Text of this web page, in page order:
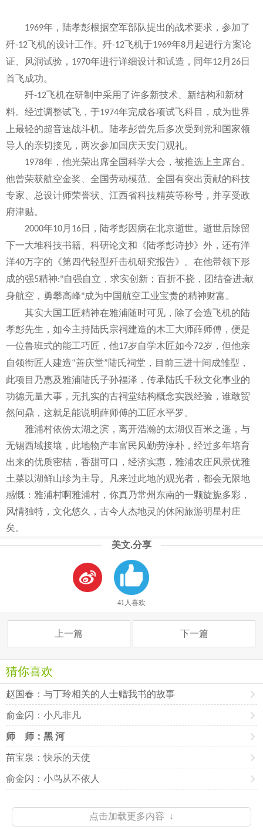
1969年，陆孝彭根据空军部队提出的战术要求，参加了
歼-12飞机的设计工作。歼-12飞机于1969年8月起进行方案论
证、风洞试验， 1970年进行详细设计和试造，同年12月 26日
首飞成功。
歼-12飞机在研制中采用了许多新技术、新结构和新材
料。经过调整试飞，于1974年完成各项试飞科目，成为世界
上最轻的超音速战斗机。陆孝彭曾先后多次受到党和国家领
导人的亲切接见，两次参加国庆天安门观礼。
1978年，他光荣出席全国科学大会，被推选上主席台。
他曾荣获航空金奖、全国劳动模范、全国有突出贡献的科技
专家、总设计师荣誉状、江西省科技精英等称号，并享受政
府津贴。
2000年10月 16日，陆孝彭因病在北京逝世。逝世后除留
下一大堆科技书籍、科研论文和《陆孝彭诗抄》外，还有洋
洋40万字的《第四代轻型歼击机研究报告》。在他带领下形
成的强5精神:"自强自立，求实创新；百折不挠，团结奋进;献
身航空，勇攀高峰"成为中国航空工业宝贵的精神财富。
其实大国工匠精神在雅浦随时可见，除了会造飞机的陆
孝彭先生，如今主持陆氏宗祠建造的木工大师薛师傅，便是
一位鲁班式的能工巧匠，他17岁自学木匠如今72岁，但他亲
自领衔匠人建造“善庆堂”陆氏祠堂，目前三进十间成雏型，
此项目乃惠及雅浦陆氏子孙福泽，传承陆氏千秋文化事业的
功德无量大事，无扎实的古祠堂结构概念实践经验，谁敢贸
然问鼎，这就足能说明薛师傅的工匠水平罗。
雅浦村依傍太湖之滨，离开浩瀚的太湖仅百米之遥，与
无锡西域接壤，此地物产丰富民风勤劳淳朴，经过多年培育
出来的优质密桔，香甜可口，经济实惠，雅浦农庄风景优雅
土菜以湖鲜山珍为主导。凡来过此地的观光者，都会无限地
感慨：雅浦村啊雅浦村，你真乃常州东南的一颗旋旎多彩，
风情独特，文化悠久，古今人杰地灵的休闲旅游明星村庄
矣。
美文.分享
41人喜欢
上一篇 下一篇
猜你喜欢
赵国春：与丁玲相关的人士赠我书的故事
俞金闪：小凡非凡
师 师：黑 河
苗宝泉：快乐的天使
俞金闪：小鸟从不依人
点击加载更多内容 ↓